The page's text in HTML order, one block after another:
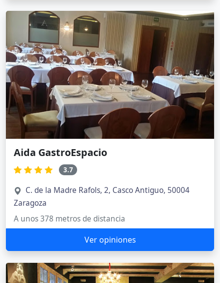
Aida GastroEspacio
3.7
C. de la Madre Rafols, 2, Casco Antiguo, 50004
Zaragoza
A unos 378 metros de distancia
Ver opiniones